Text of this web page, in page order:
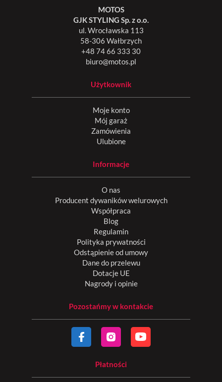
MOTOS
GJK STYLING Sp. z o.o.
ul. Wrocławska 113
58-306 Wałbrzych
+48 74 66 333 30
biuro@motos.pl
Użytkownik
Moje konto
Mój garaż
Zamówienia
Ulubione
Informacje
O nas
Producent dywaników welurowych
Współpraca
Blog
Regulamin
Polityka prywatności
Odstąpienie od umowy
Dane do przelewu
Dotacje UE
Nagrody i opinie
Pozostańmy w kontakcie
Płatności